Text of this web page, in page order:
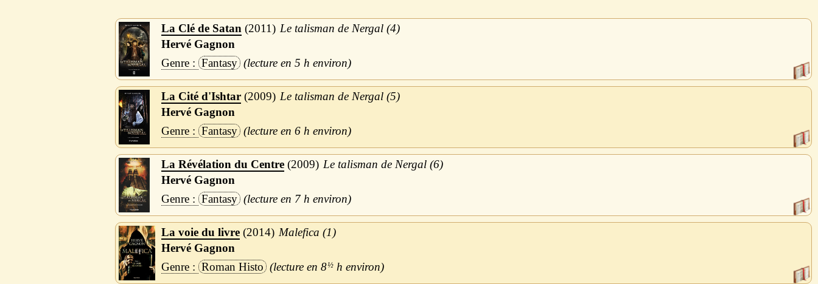
La Clé de Satan 2011
Le talisman de Nergal (4)
Hervé Gagnon
Fantasy
5 h
La Cité d'Ishtar 2009
Le talisman de Nergal (5)
Hervé Gagnon
Fantasy
6 h
La Révélation du Centre 2009
Le talisman de Nergal (6)
Hervé Gagnon
Fantasy
7 h
La voie du livre 2014
Malefica (1)
Hervé Gagnon
Roman Histo
8½h